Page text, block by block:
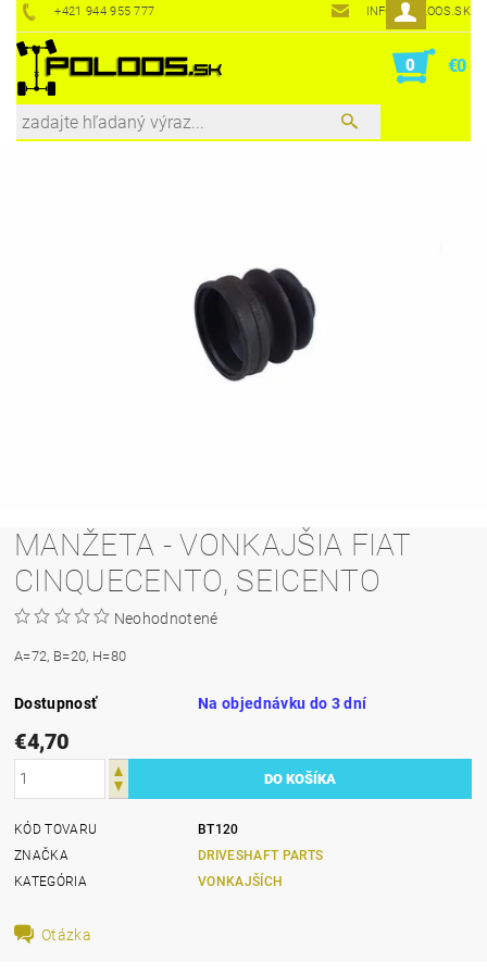
+421 944 955 777 INFO@POLOOS.SK
0 €0
MANŽETA - VONKAJŠIA FIAT
CINQUECENTO, SEICENTO
Neohodnotené
A=72, B=20, H=80
Dostupnosť Na objednávku do 3 dní
€4,70
KÓD TOVARU
BT120
ZNAČKA
DRIVESHAFT PARTS
KATEGÓRIA
VONKAJŠÍCH
Otázka